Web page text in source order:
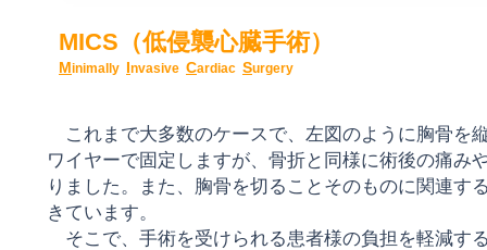
MICS（低侵襲心臓手術）
Minimally Invasive Cardiac Surgery
これまで大多数のケースで、左図のように胸骨を
ワイヤーで固定しますが、骨折と同様に術後の痛み
りました。また、胸骨を切ることそのものに関連す
きています。
そこで、手術を受けられる患者様の負担を軽減す